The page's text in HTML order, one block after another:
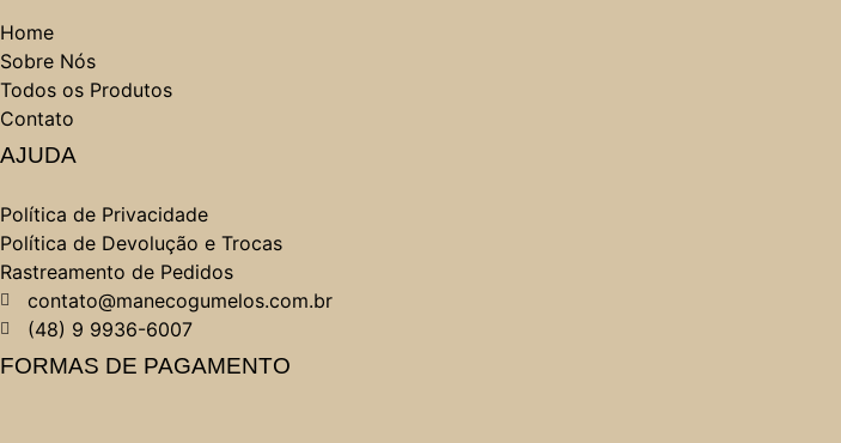
Home
Sobre Nós
Todos os Produtos
Contato
AJUDA
Política de Privacidade
Política de Devolução e Trocas
Rastreamento de Pedidos
contato@manecogumelos.com.br
(48) 9 9936-6007
FORMAS DE PAGAMENTO